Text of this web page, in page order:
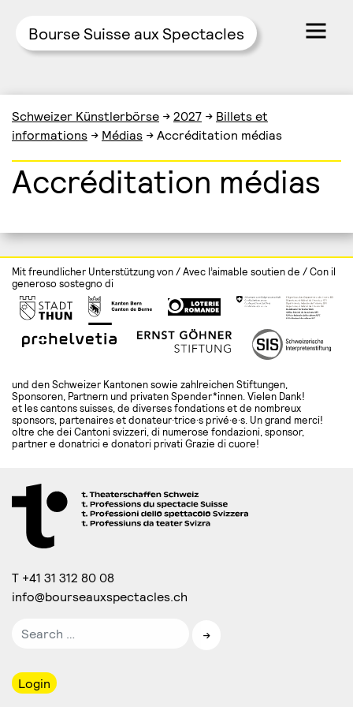
Bourse Suisse aux Spectacles
to
content
Schweizer Künstlerbörse → 2027 → Billets et
informations → Médias → Accréditation médias
Accréditation médias
Mit freundlicher Unterstützung von / Avec l’aimable soutien de / Con il
generoso sostegno di
und den Schweizer Kantonen sowie zahlreichen Stiftungen,
Sponsoren, Partnern und privaten Spender*innen. Vielen Dank!
et les cantons suisses, de diverses fondations et de nombreux
sponsors, partenaires et donateur·trice·s privé·e·s. Un grand merci!
oltre che dei Cantoni svizzeri, di numerose fondazioni, sponsor,
partner e donatrici e donatori privati Grazie di cuore!
T +41 31 312 80 08
info@bourseauxspectacles.ch
Login